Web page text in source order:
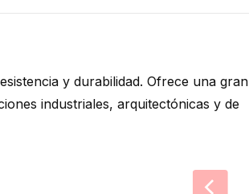
y durabilidad. Ofrece una gran
industriales, arquitectónicas y de